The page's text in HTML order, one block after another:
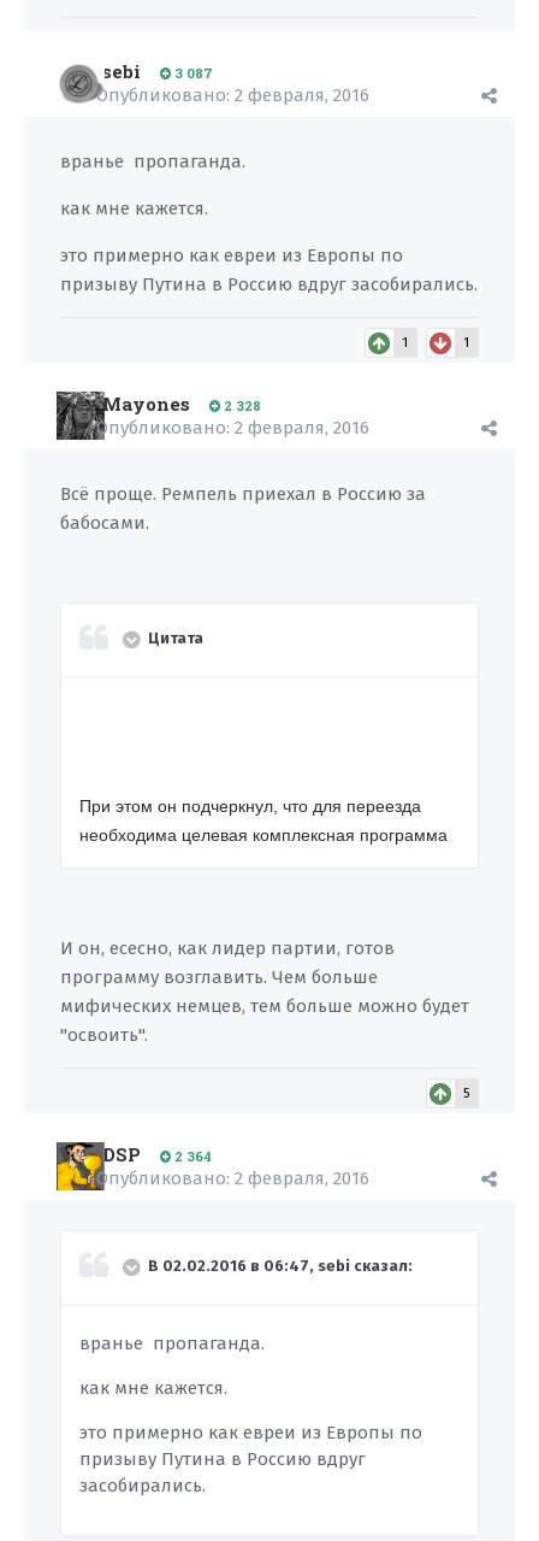
sebi 3 087
Опубликовано: 2 февраля, 2016
вранье пропаганда.
как мне кажется.
это примерно как евреи из Европы по
призыву Путина в Россию вдруг засобирались.
1 1
Mayones 2 328
Опубликовано: 2 февраля, 2016
Всё проще. Ремпель приехал в Россию за
бабосами.
Цитата
При этом он подчеркнул, что для переезда
необходима целевая комплексная программа
И он, есесно, как лидер партии, готов
программу возглавить. Чем больше
мифических немцев, тем больше можно будет
"освоить".
5
DSP 2 364
Опубликовано: 2 февраля, 2016
В 02.02.2016 в 06:47, sebi сказал:
вранье пропаганда.
как мне кажется.
это примерно как евреи из Европы по
призыву Путина в Россию вдруг
засобирались.